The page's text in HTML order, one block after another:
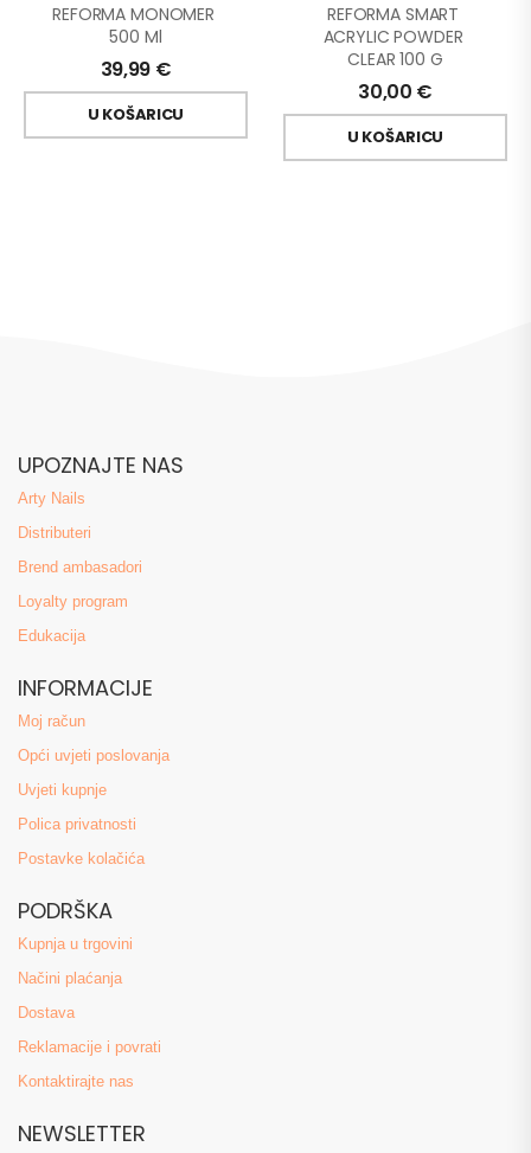
REFORMA MONOMER
500 Ml
39,99 €
U KOŠARICU
REFORMA SMART
ACRYLIC POWDER
CLEAR 100 G
30,00 €
U KOŠARICU
UPOZNAJTE NAS
Arty Nails
Distributeri
Brend ambasadori
Loyalty program
Edukacija
INFORMACIJE
Moj račun
Opći uvjeti poslovanja
Uvjeti kupnje
Polica privatnosti
Postavke kolačića
PODRŠKA
Kupnja u trgovini
Načini plaćanja
Dostava
Reklamacije i povrati
Kontaktirajte nas
NEWSLETTER